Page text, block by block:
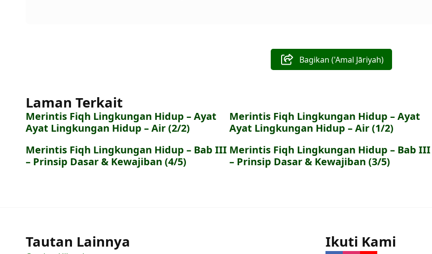
Bagikan ('Amal Jāriyah)
Laman Terkait
Merintis Fiqh Lingkungan Hidup – Ayat
Ayat Lingkungan Hidup – Air (2/2)
Merintis Fiqh Lingkungan Hidup – Ayat
Ayat Lingkungan Hidup – Air (1/2)
Merintis Fiqh Lingkungan Hidup – Bab III
– Prinsip Dasar & Kewajiban (4/5)
Merintis Fiqh Lingkungan Hidup – Bab III
– Prinsip Dasar & Kewajiban (3/5)
Tautan Lainnya Ikuti Kami